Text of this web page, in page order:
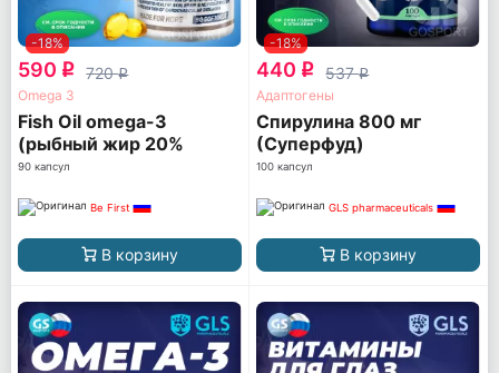
-18%
590 q 720q
Omega 3
Fish Oil omega-3
(рыбный жир 20%
ПНЖК)
90 капсул
Be First
В корзину
-18%
440 q 537q
Адаптогены
Спирулина 800 мг
(Суперфуд)
100 капсул
GLS pharmaceuticals
В корзину